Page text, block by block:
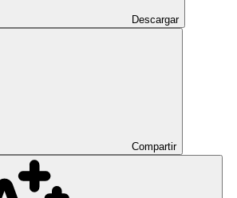
Descargar
Compartir